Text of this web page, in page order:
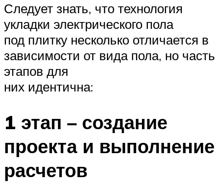
Следует знать, что технология
укладки электрического пола
под плитку несколько отличается в
зависимости от вида пола, но часть
этапов для
них идентична:
1 этап – создание
проекта и выполнение
расчетов